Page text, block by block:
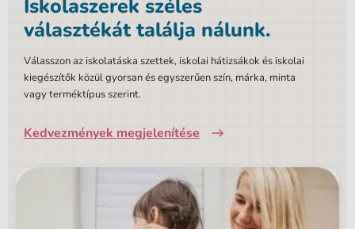
Iskolaszerek széles
választékát találja nálunk.
Válasszon az iskolatáska szettek, iskolai hátizsákok és iskolai
kiegészítők közül gyorsan és egyszerűen szín, márka, minta
vagy terméktípus szerint.
Kedvezmények megjelenítése